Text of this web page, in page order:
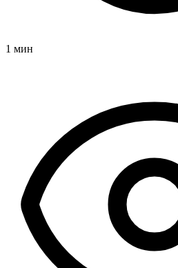
1 мин